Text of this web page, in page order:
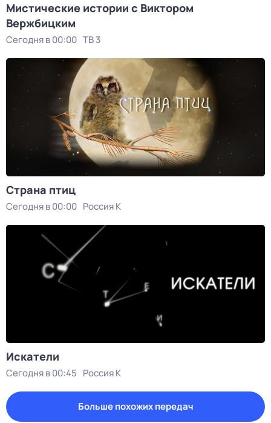
Мистические истории с Виктором
Вержбицким
Сегодня в 00:00 ТВ 3
Страна птиц
Сегодня в 00:00 Россия К
Искатели
Сегодня в 00:45 Россия К
Больше похожих передач